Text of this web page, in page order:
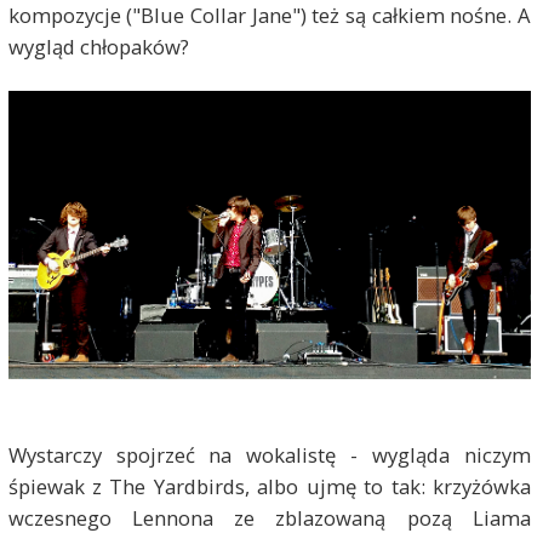
kompozycje ("Blue Collar Jane") też są całkiem nośne. A
wygląd chłopaków?
Wystarczy spojrzeć na wokalistę - wygląda niczym
śpiewak z The Yardbirds, albo ujmę to tak: krzyżówka
wczesnego Lennona ze zblazowaną pozą Liama